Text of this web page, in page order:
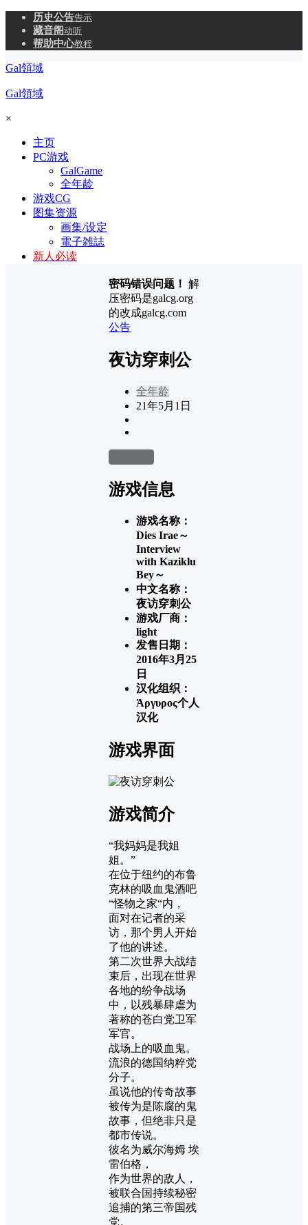
历史公告告示
藏音阁动听
帮助中心教程
Gal領域
Gal領域
×
主页
PC游戏
GalGame
全年龄
游戏CG
图集资源
画集/设定
電子雑誌
新人必读
密码错误问题！ 解
压密码是galcg.org
的改成galcg.com
公告
夜访穿刺公
全年龄
21年5月1日
游戏信息
游戏名称：
Dies Irae～
Interview
with Kaziklu
Bey～
中文名称：
夜访穿刺公
游戏厂商：
light
发售日期：
2016年3月25
日
汉化组织：
Άργυρος个人
汉化
游戏界面
游戏简介
“我妈妈是我姐
姐。”
在位于纽约的布鲁
克林的吸血鬼酒吧
“怪物之家“内，
面对在记者的采
访，那个男人开始
了他的讲述。
第二次世界大战结
束后，出现在世界
各地的纷争战场
中，以残暴肆虐为
著称的苍白党卫军
军官。
战场上的吸血鬼。
流浪的德国纳粹党
分子。
虽说他的传奇故事
被传为是陈腐的鬼
故事，但绝非只是
都市传说。
彼名为威尔海姆 埃
雷伯格，
作为世界的敌人，
被联合国持续秘密
追捕的第三帝国残
党。